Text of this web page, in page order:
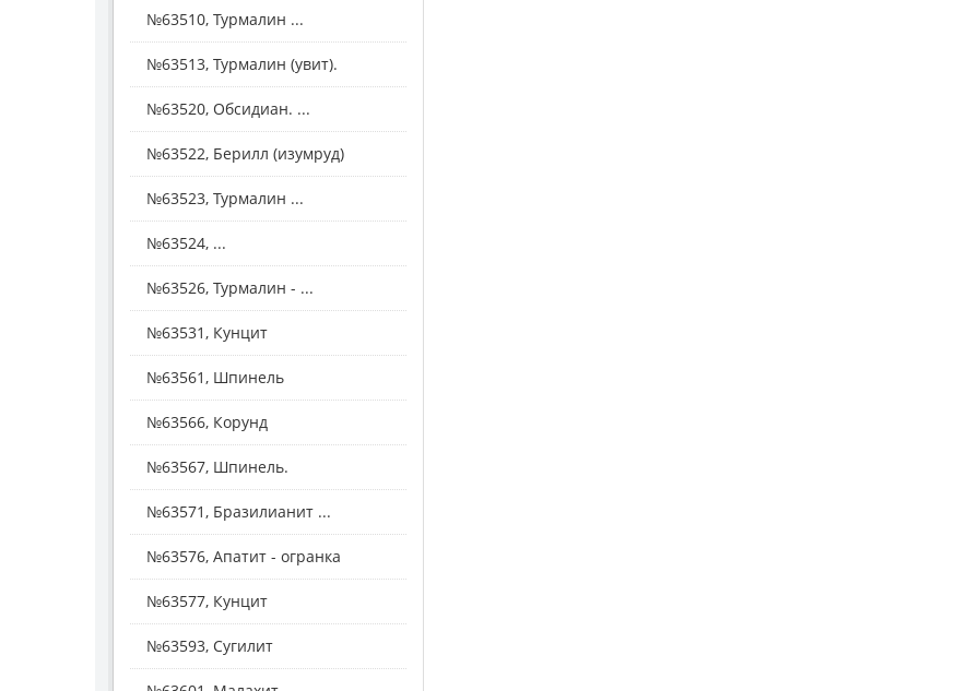
№63510, Турмалин ...
№63513, Турмалин (увит).
№63520, Обсидиан. ...
№63522, Берилл (изумруд)
№63523, Турмалин ...
№63524, ...
№63526, Турмалин - ...
№63531, Кунцит
№63561, Шпинель
№63566, Корунд
№63567, Шпинель.
№63571, Бразилианит ...
№63576, Апатит - огранка
№63577, Кунцит
№63593, Сугилит